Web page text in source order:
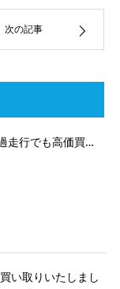
次の記事
走行でも高価買…
い取りいたしまし